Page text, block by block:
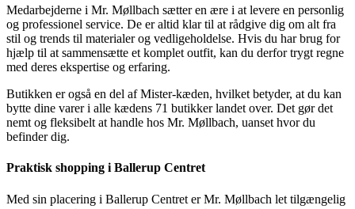
Medarbejderne i Mr. Møllbach sætter en ære i at levere en personlig
og professionel service. De er altid klar til at rådgive dig om alt fra
stil og trends til materialer og vedligeholdelse. Hvis du har brug for
hjælp til at sammensætte et komplet outfit, kan du derfor trygt regne
med deres ekspertise og erfaring.
Butikken er også en del af Mister-kæden, hvilket betyder, at du kan
bytte dine varer i alle kædens 71 butikker landet over. Det gør det
nemt og fleksibelt at handle hos Mr. Møllbach, uanset hvor du
befinder dig.
Praktisk shopping i Ballerup Centret
Med sin placering i Ballerup Centret er Mr. Møllbach let tilgængelig